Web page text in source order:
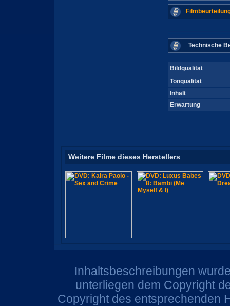
Technische
Bildqualität
Tonqualität
Inhalt
Erwartung
Weitere Filme dieses Herstellers
Inhaltsbeschreibungen
unterliegen dem Copyright
Copyright des entsprechenden